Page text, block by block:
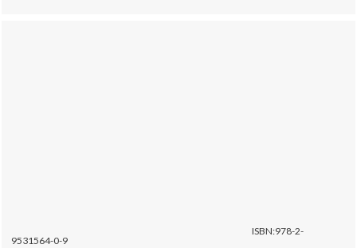
ISBN:978-2-
9531564-0-9